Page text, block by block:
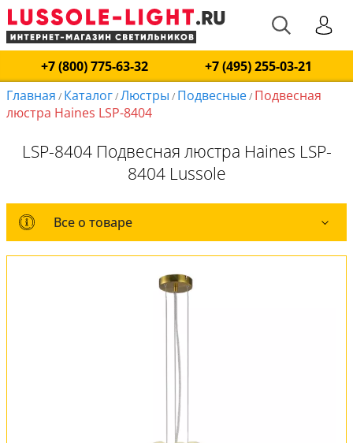
+7 (800) 775-63-32
+7 (495) 255-03-21
Главная / Каталог/Люстры / Подвесные/ Подвесная
люстра Haines LSP-8404
LSP-8404 Подвесная люстра Haines LSP-
8404 Lussole
Все о товаре
Все о товаре
Комплект лампочек